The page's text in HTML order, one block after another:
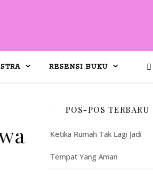
RESENSI BUKU
POS-POS TERBARU
Ketika Rumah Tak Lagi Jadi
Tempat Yang Aman